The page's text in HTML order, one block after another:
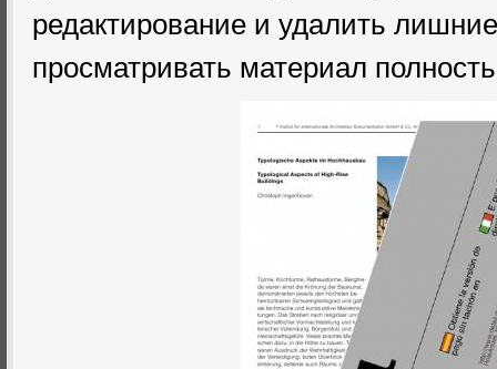
редактирование и удалить
просматривать материал